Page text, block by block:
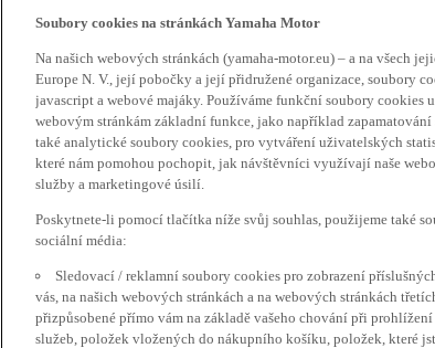
Soubory cookies na stránkách Yamaha Motor
Na našich webových stránkách (yamaha-motor.eu) – a na všech
Europe N. V., její pobočky a její přidružené organizace, soubory
javascript a webové majáky. Používáme funkční soubory
webovým stránkám základní funkce, jako například
také analytické soubory cookies, pro vytváření uživatelských
které nám pomohou pochopit, jak návštěvníci využívají naše
služby a marketingové úsilí.
Poskytnete-li pomocí tlačítka níže svůj souhlas, použijeme také
sociální média:
Sledovací / reklamní soubory cookies pro zobrazení
vás, na našich webových stránkách a na webových stránkách
přizpůsobené přímo vám na základě vašeho chování při
služeb, položek vložených do nákupního košíku, položek, které